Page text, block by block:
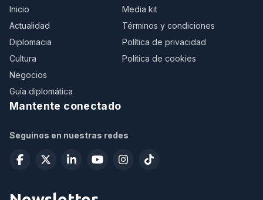
Inicio
Actualidad
Diplomacia
Cultura
Negocios
Guía diplomática
Media kit
Términos y condiciones
Política de privacidad
Política de cookies
Mantente conectado
Seguinos en nuestras redes